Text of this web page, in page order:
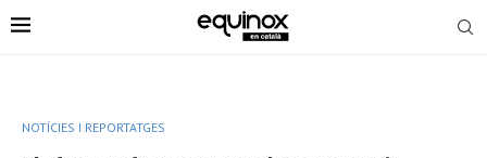
NOTÍCIES I REPORTATGES